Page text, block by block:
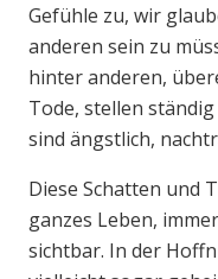
Gefühle zu, wir
anderen sein zu
hinter anderen,
Tode, stellen
sind ängstlich,
Diese Schatten und
ganzes Leben,
sichtbar. In der